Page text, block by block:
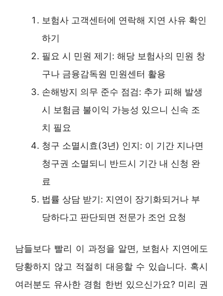
보험사 고객센터에 연락해 지연 사유 확인
하기
필요 시 민원 제기: 해당 보험사의 민원 창
구나 금융감독원 민원센터 활용
손해방지 의무 준수 점검: 추가 피해 발생
시 보험금 불이익 가능성 있으니 신속 조
치 필요
청구 소멸시효(3년) 인지: 이 기간 지나면
청구권 소멸되니 반드시 기간 내 신청 완
료
법률 상담 받기: 지연이 장기화되거나 부
당하다고 판단되면 전문가 조언 요청
남들보다 빨리 이 과정을 알면, 보험사 지연에도
당황하지 않고 적절히 대응할 수 있습니다. 혹시
여러분도 유사한 경험 한번 있으신가요? 미리 권